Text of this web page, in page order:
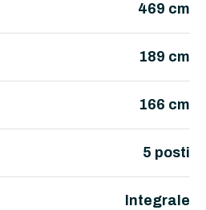
469 cm
189 cm
166 cm
5 posti
Integrale